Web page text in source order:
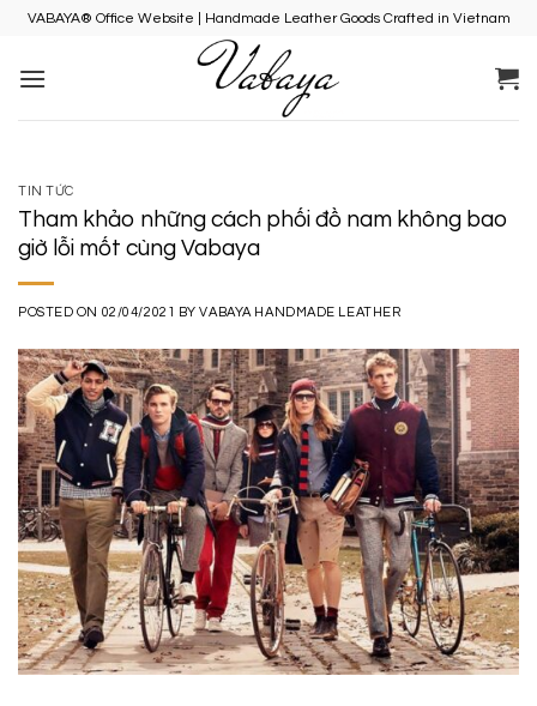
Skip
content
VABAYA® Office Website | Handmade Leather Goods Crafted in Vietnam
TIN TỨC
Tham khảo những cách phối đồ nam không bao
giờ lỗi mốt cùng Vabaya
POSTED ON 02/04/2021 BYVABAYA HANDMADE LEATHER